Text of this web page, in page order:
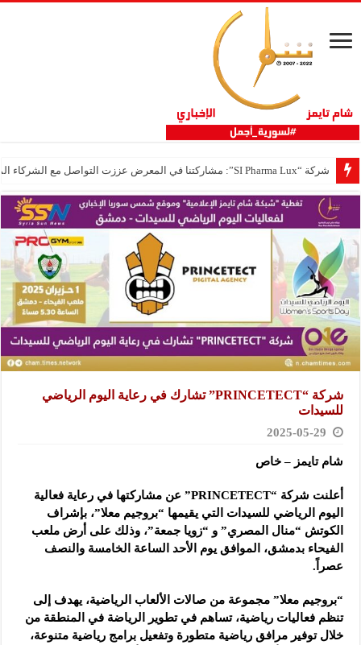
شركة “SI Pharma Lux”: مشاركتنا في المعرض عززت التواصل مع الشركاء المحليين والدوليين
شركة “PRINCETECT” تشارك في رعاية اليوم الرياضي
للسيدات
2025-05-29
شام تايمز – خاص
أعلنت شركة “PRINCETECT” عن مشاركتها في رعاية فعالية
اليوم الرياضي للسيدات التي يقيمها “بروجيم معلا”، بإشراف
الكوتش “منال المصري” و “زويا جمعة”، وذلك على أرض ملعب
الفيحاء بدمشق، الموافق يوم الأحد الساعة الخامسة والنصف
عصراً.
“بروجيم معلا” مجموعة من صالات الألعاب الرياضية، يهدف إلى
تنظم فعاليات رياضية، تساهم في تطوير الرياضة في المنطقة من
خلال توفير مرافق رياضية متطورة وتفعيل برامج رياضية متنوعة،